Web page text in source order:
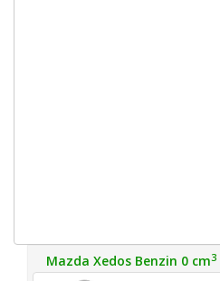
Mazda Xedos Benzin 0 cm3